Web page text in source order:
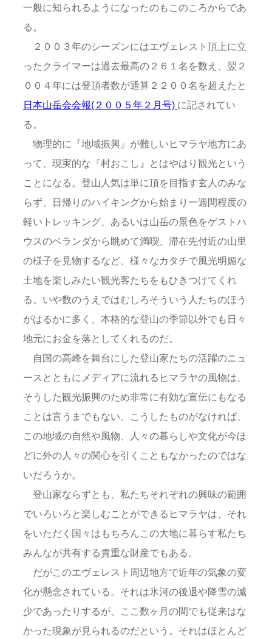
一般に知られるようになったのもこのころからであ
る。
２００３年のシーズンにはエヴェレスト頂上に立
ったクライマーは過去最高の２６１名を数え、翌２
００４年には登頂者数が通算２２００名を超えたと
日本山岳会会報(２００５年２月号) に記されてい
る。
物理的に『地域振興』が難しいヒマラヤ地方にあ
って、現実的な『村おこし』とはやはり観光という
ことになる。登山人気は単に頂を目指す玄人のみな
らず、日帰りのハイキングから始まり一週間程度の
軽いトレッキング、あるいは山岳の景色をゲストハ
ウスのベランダから眺めて満喫、滞在先付近の山里
の様子を見物するなど、様々なカタチで風光明媚な
土地を楽しみたい観光客たちをもひきつけてくれ
る。いや数のうえではむしろそういう人たちのほう
がはるかに多く、本格的な登山の季節以外でも日々
地元にお金を落としてくれるのだ。
自国の高峰を舞台にした登山家たちの活躍のニュ
ースとともにメディアに流れるヒマラヤの風物は、
そうした観光振興のため非常に有効な宣伝にもなる
ことは言うまでもない。こうしたものがなければ、
この地域の自然や風物、人々の暮らしや文化が今ほ
どに外の人々の関心を引くこともなかったのではな
いだろうか。
登山家ならずとも、私たちそれぞれの興味の範囲
でいろいろと楽しむことができるヒマラヤは、それ
をいただく国々はもちろんこの大地に暮らす私たち
みんなが共有する貴重な財産でもある。
だがこのエヴェレスト周辺地方で近年の気象の変
化が懸念されている。それは氷河の後退や降雪の減
少であったりするが、ここ数ヶ月の間でも従来はな
かった現象が見られるのだという。それはほとんど